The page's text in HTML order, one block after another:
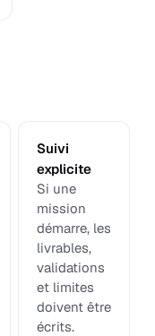
Suivi
explicite
Si une
mission
démarre, les
livrables,
validations
et limites
doivent être
écrits.